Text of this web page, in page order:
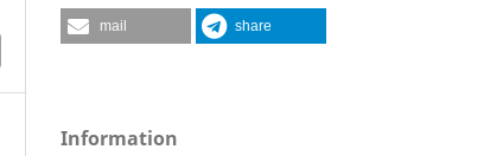
mail share
Information